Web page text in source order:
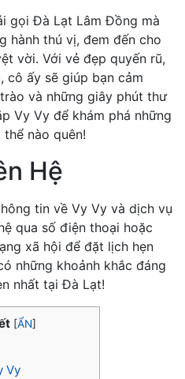
gọi Đà Lạt Lâm Đồng mà
hành thú vị, đem đến cho
vời. Với vẻ đẹp quyến rũ,
, cô ấy sẽ giúp bạn cảm
và những giây phút thư
Vy Vy để khám phá những
nào quên!
Hệ
tin về Vy Vy và dịch vụ
qua số điện thoại hoặc
xã hội để đặt lịch hẹn
những khoảnh khắc đáng
nhất tại Đà Lạt!
[ẨN]
Vy